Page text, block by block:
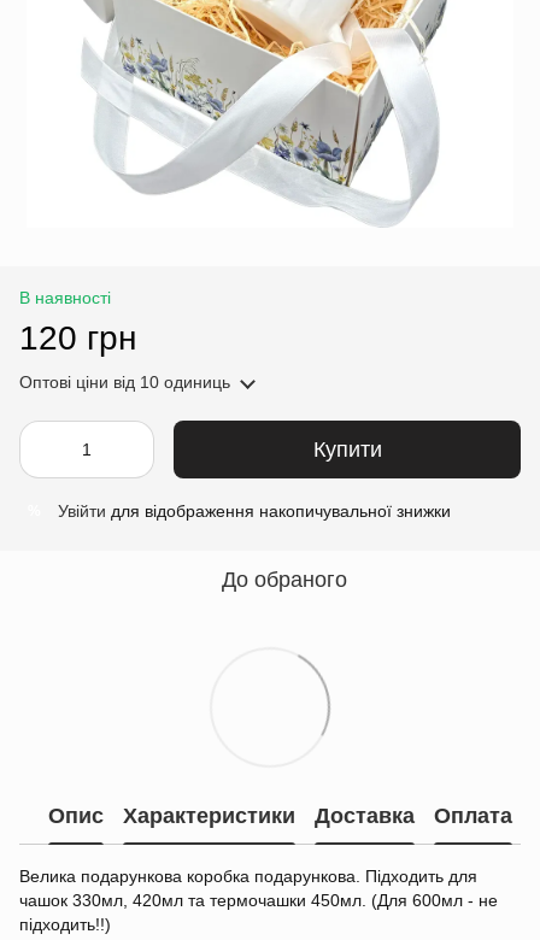
В наявності
120 грн
Оптові ціни від 10 одиниць
Купити
Увійти для відображення накопичувальної знижки
До обраного
Опис Характеристики Доставка Оплата
Велика подарункова коробка подарункова. Підходить для
чашок 330мл, 420мл та термочашки 450мл. (Для 600мл - не
підходить!!)